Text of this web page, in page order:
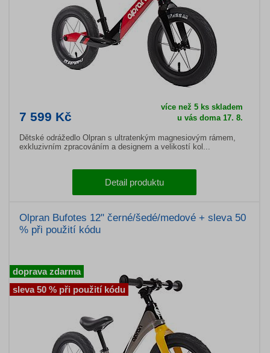
7 599 Kč
více než 5 ks skladem
u vás doma 17. 8.
Dětské odrážedlo Olpran s ultratenkým magnesiovým rámem,
exkluzivním zpracováním a designem a velikostí kol...
Detail produktu
Olpran Bufotes 12" černé/šedé/medové + sleva 50
% při použití kódu
doprava zdarma
sleva 50 % při použití kódu